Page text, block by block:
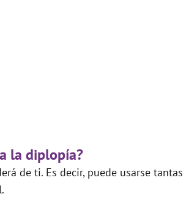
la diplopía?
de ti. Es decir, puede usarse tantas